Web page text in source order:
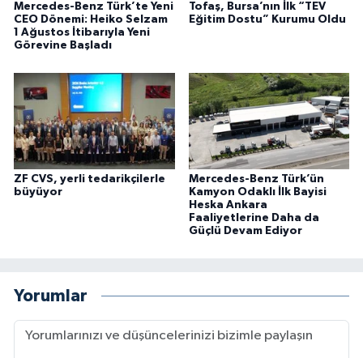
Mercedes-Benz Türk’te Yeni
CEO Dönemi: Heiko Selzam
1 Ağustos İtibarıyla Yeni
Görevine Başladı
Tofaş, Bursa’nın İlk “TEV
Eğitim Dostu” Kurumu Oldu
ZF CVS, yerli tedarikçilerle
büyüyor
Mercedes-Benz Türk’ün
Kamyon Odaklı İlk Bayisi
Heska Ankara
Faaliyetlerine Daha da
Güçlü Devam Ediyor
Yorumlar